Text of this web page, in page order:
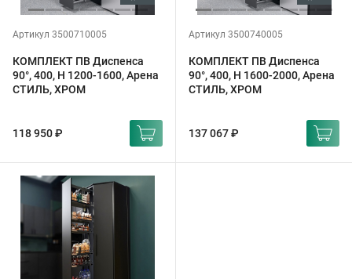
Артикул 3500710005
КОМПЛЕКТ ПВ Диспенса
90°, 400, H 1200-1600, Арена
СТИЛЬ, ХРОМ
118 950 ₽
Артикул 3500740005
КОМПЛЕКТ ПВ Диспенса
90°, 400, H 1600-2000, Арена
СТИЛЬ, ХРОМ
137 067 ₽